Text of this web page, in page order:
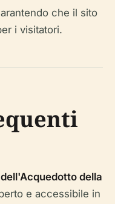
che il sito
i visitatori.
della
e accessibile in